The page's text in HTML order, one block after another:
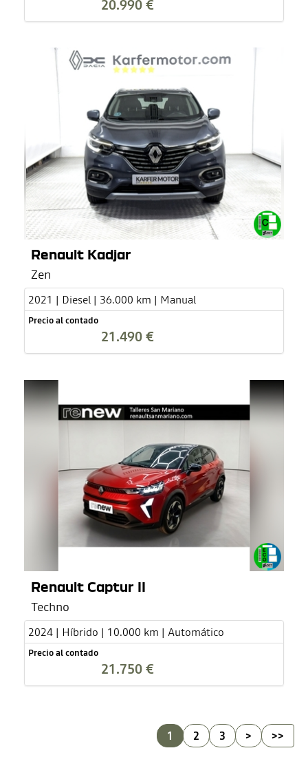
20.990 €
Renault Kadjar
Zen
2021 | Diesel | 36.000 km | Manual
Precio al contado
21.490 €
Renault Captur II
Techno
2024 | Híbrido | 10.000 km | Automático
Precio al contado
21.750 €
1 2 3 > >>